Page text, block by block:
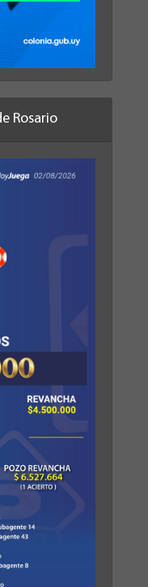
Rosario